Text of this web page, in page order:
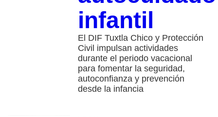
infantil
El DIF Tuxtla Chico y Protección
Civil impulsan actividades
durante el periodo vacacional
para fomentar la seguridad,
autoconfianza y prevención
desde la infancia